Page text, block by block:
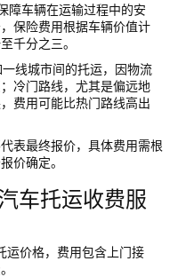
障车辆在运输过程中的安
保险费用根据车辆价值计
千分之三。
线城市间的托运，因物流
冷门路线，尤其是偏远地
费用可能比热门路线高出
表最终报价，具体费用需根
价确定。
车托运收费服
运价格，费用包含上门接